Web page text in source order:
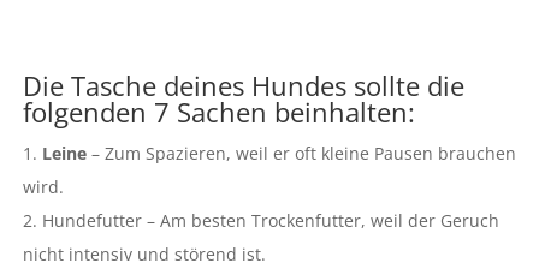
Die Tasche deines Hundes sollte die
folgenden 7 Sachen beinhalten:
Leine– Zum Spazieren, weil er oft kleine Pausen brauchen
wird.
Hundefutter – Am besten Trockenfutter, weil der Geruch
nicht intensiv und störend ist.